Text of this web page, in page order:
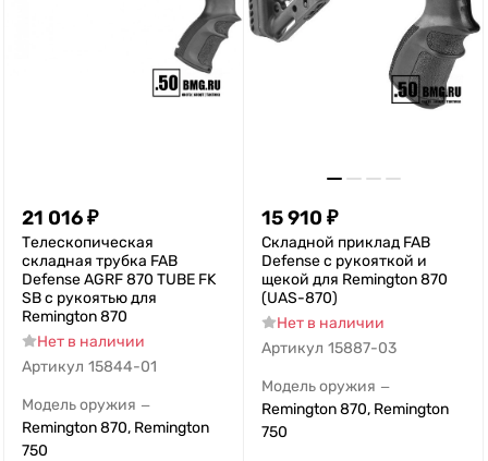
21 016₽
Телескопическая
складная трубка FAB
Defense AGRF 870 TUBE FK
SB с рукоятью для
Remington 870
Нет в наличии
Артикул 15844-01
Модель оружия —
Remington 870, Remington
750
15 910 ₽
Складной приклад FAB
Defense с рукояткой и
щекой для Remington 870
(UAS-870)
Нет в наличии
Артикул 15887-03
Модель оружия —
Remington 870, Remington
750